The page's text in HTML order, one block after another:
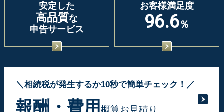
安定した
高品質な
申告サービス
お客様満足度
96.6％
＼相続税が発生するか10秒で簡単チェック！／
報酬・費用 概算お見積り